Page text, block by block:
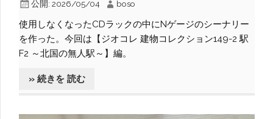
公開: 2026/05/04 boso
使用しなくなったCDラックの中にNゲージのシーナリー
を作った。今回は【ジオコレ 建物コレクション149-2 駅
F2 ～北国の無人駅～】編。
» 続きを 読む